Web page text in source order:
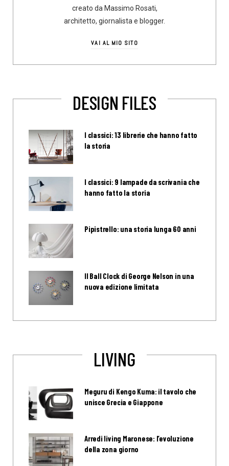
creato da Massimo Rosati,
architetto, giornalista e blogger.
VAI AL MIO SITO
DESIGN FILES
I classici: 13 librerie che hanno fatto
la storia
I classici: 9 lampade da scrivania che
hanno fatto la storia
Pipistrello: una storia lunga 60 anni
Il Ball Clock di George Nelson in una
nuova edizione limitata
LIVING
Meguru di Kengo Kuma: il tavolo che
unisce Grecia e Giappone
Arredi living Maronese: l’evoluzione
della zona giorno